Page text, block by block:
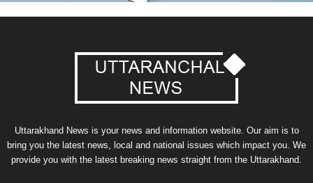
Uttarakhand News is your news and information website. Our aim is to
bring you the latest news, local and national issues which impact you. We
provide you with the latest breaking news straight from the Uttarakhand.